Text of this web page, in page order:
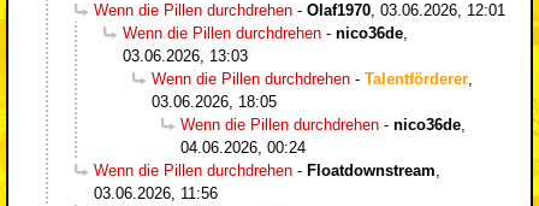
Wenn die Pillen durchdrehen - Olaf1970, 03.06.2026, 12:01
Wenn die Pillen durchdrehen - nico36de,
03.06.2026, 13:03
Wenn die Pillen durchdrehen - Talentförderer,
03.06.2026, 18:05
Wenn die Pillen durchdrehen - nico36de,
04.06.2026, 00:24
Wenn die Pillen durchdrehen - Floatdownstream,
03.06.2026, 11:56